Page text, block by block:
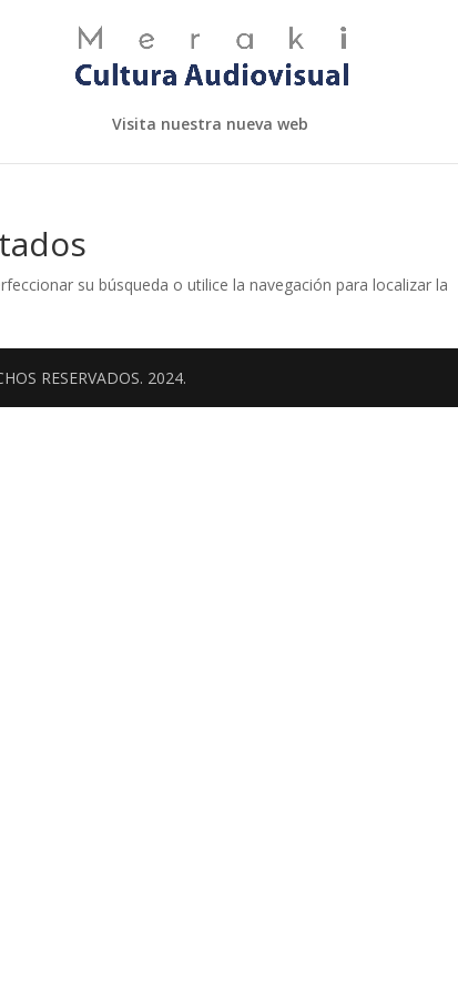
Visita nuestra nueva web
su búsqueda o utilice la navegación para localizar la
RESERVADOS. 2024.